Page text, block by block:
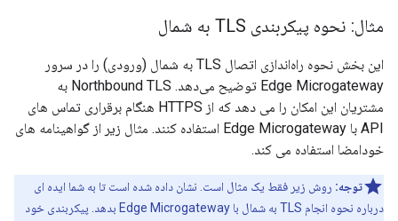
مثال: نحوه پیکربندی TLS به شمال
این بخش نحوه راه‌اندازی اتصال TLS به شمال (ورودی) را در سرور
Edge Microgateway توضیح می‌دهد. Northbound TLS به
مشتریان این امکان را می دهد که از HTTPS هنگام برقراری تماس های
API با Edge Microgateway استفاده کنند. مثال زیر از گواهینامه های
خودامضا استفاده می کند.
توجه: روش زیر فقط یک مثال است. نشان داده شده است تا به شما ایده ای
درباره نحوه انجام TLS به شمال با Edge Microgateway بدهد. پیکربندی خود